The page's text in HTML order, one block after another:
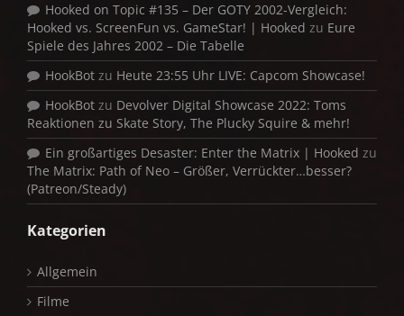
Hooked on Topic #135 – Der GOTY 2002-Vergleich:
Hooked vs. ScreenFun vs. GameStar! | Hooked zu Eure
Spiele des Jahres 2002 – Die Tabelle
HookBot zu Heute 23:55 Uhr LIVE: Capcom Showcase!
HookBot zu Devolver Digital Showcase 2022: Toms
Reaktionen zu Skate Story, The Plucky Squire & mehr!
Ein großartiges Desaster: Enter the Matrix | Hooked zu
The Matrix: Path of Neo – Größer, Verrückter…besser?
(Patreon/Steady)
Kategorien
Allgemein
Filme